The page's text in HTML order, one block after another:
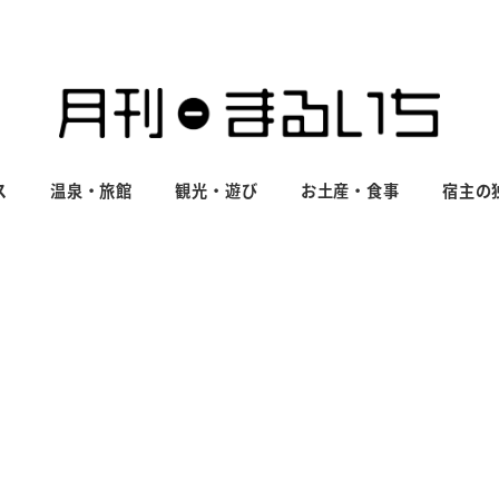
温泉・旅館 観光・遊び お土産・食事 宿主の